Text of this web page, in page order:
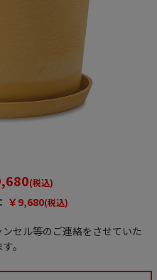
(税込)
￥9,680(税込)
セル等のご連絡をさせていた
。